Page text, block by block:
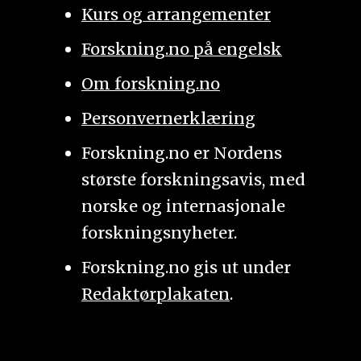
Kurs og arrangementer
Forskning.no på engelsk
Om forskning.no
Personvernerklæring
Forskning.no er Nordens
største forskningsavis, med
norske og internasjonale
forskningsnyheter.
Forskning.no gis ut under
Redaktørplakaten.